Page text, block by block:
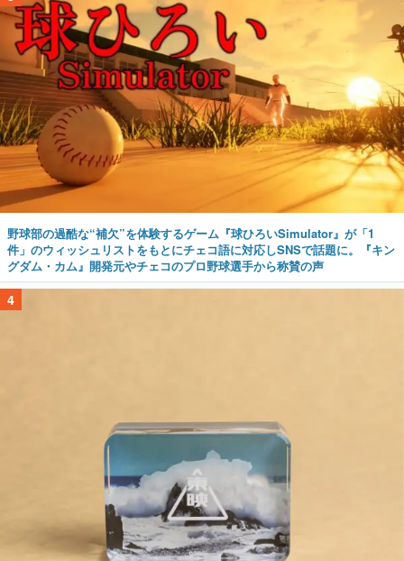
野球部の過酷な“補欠”を体験するゲーム『球ひろいSimulator』が「1
件」のウィッシュリストをもとにチェコ語に対応しSNSで話題に。『キン
グダム・カム』開発元やチェコのプロ野球選手から称賛の声
4